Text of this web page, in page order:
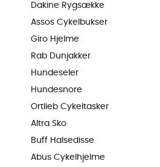
Dakine Rygsække
Assos Cykelbukser
Giro Hjelme
Rab Dunjakker
Hundeseler
Hundesnore
Ortlieb Cykeltasker
Altra Sko
Buff Halsedisse
Abus Cykelhjelme